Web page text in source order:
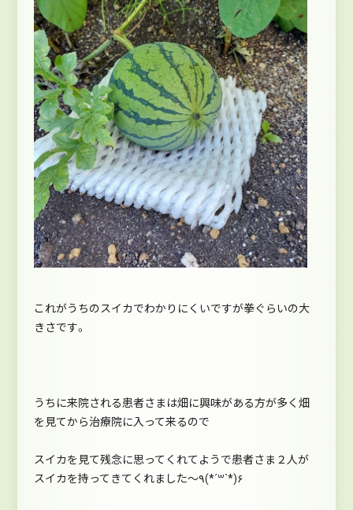
これがうちのスイカでわかりにくいですが拳ぐらいの大
きさです。
うちに来院される患者さまは畑に興味がある方が多く畑
を見てから治療院に入って来るので
スイカを見て残念に思ってくれてようで患者さま２人が
スイカを持ってきてくれました～٩(*´꒳`*)۶